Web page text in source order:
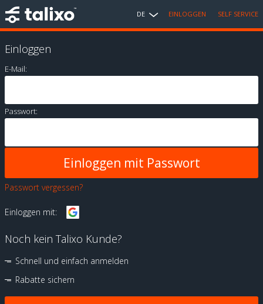
DE EINLOGGEN SELF SERVICE
Einloggen
E-Mail:
Passwort:
Passwort vergessen?
Einloggen mit:
Noch kein Talixo Kunde?
Schnell und einfach anmelden
Rabatte sichern